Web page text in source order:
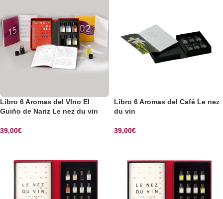
Libro 6 Aromas del VIno El
Guiño de Nariz Le nez du vin
39,00€
Libro 6 Aromas del Café Le nez
du vin
39,00€